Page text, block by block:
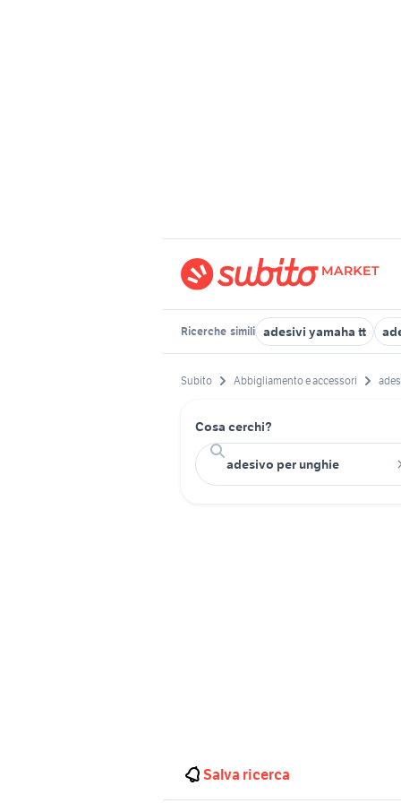
Ricerche simili adesivi yamaha tt
Subito Abbigliamento e accessori
Cosa cerchi?
Salva ricerca